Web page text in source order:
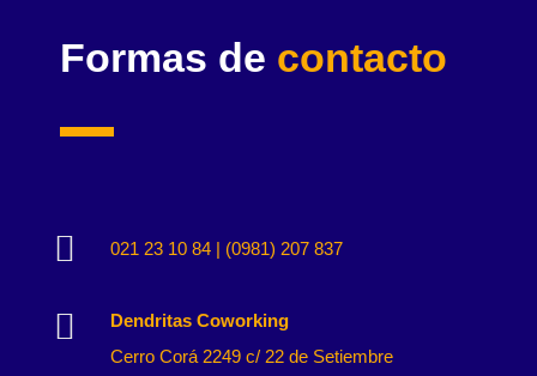
Formas de contacto
 021 23 10 84 | (0981) 207 837

Dendritas Coworking
Cerro Corá 2249 c/ 22 de Setiembre